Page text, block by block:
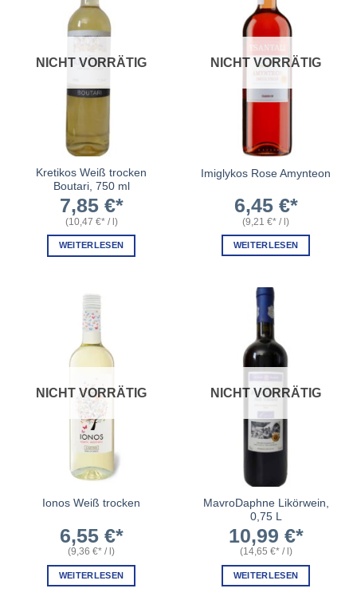
NICHT VORRÄTIG
Kretikos Weiß trocken
Boutari, 750 ml
7,85 €
(10,47 € /l)
WEITERLESEN
NICHT VORRÄTIG
Imiglykos Rose Amynteon
6,45 €
(9,21 € /l)
WEITERLESEN
NICHT VORRÄTIG
Ionos Weiß trocken
6,55 €
(9,36 € / )
WEITERLESEN
NICHT VORRÄTIG
MavroDaphne Likörwein,
0,75 L
10,99 €
(14,65 € / )
WEITERLESEN